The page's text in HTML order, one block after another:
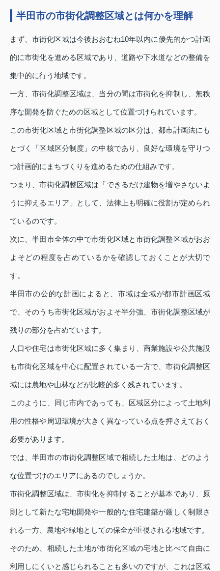
半田市の市街化調整区域とは何かを理解
まず、市街化区域は今後おおむね10年以内に優先的かつ計画
的に市街化を進める区域であり、道路や下水道などの整備を
集中的に行う地域です。
一方、市街化調整区域は、当分の間は市街化を抑制し、無秩
序な開発を防ぐための区域として位置づけられています。
この市街化区域と市街化調整区域の区分は、都市計画法にも
とづく「区域区分制度」の中核であり、良好な環境を守りつ
つ計画的にまちづくりを進めるための仕組みです。
つまり、市街化調整区域は「できるだけ建物を増やさないよ
うに抑えるエリア」として、法律上も明確に役割が定められ
ているのです。
次に、半田市全体の中で市街化区域と市街化調整区域がおお
よそどの程度を占めているかを確認しておくことが大切で
す。
半田市の公的な計画によると、市域は全域が都市計画区域
で、そのうち市街化区域がおよそ半分強、市街化調整区域が
残りの部分を占めています。
人口や住宅は市街化区域に多く集まり、商業施設や公共施設
も市街化区域を中心に配置されている一方で、市街化調整区
域には農地や山林などが比較的多く残されています。
このように、同じ市内であっても、区域区分によって土地利
用の性格や周辺環境が大きく異なっている点を押さえておく
必要があります。
では、半田市の市街化調整区域で相続した土地は、どのよう
な位置づけのエリアにあるのでしょうか。
市街化調整区域は、市街化を抑制することが基本であり、原
則として新たな宅地開発や一般的な住宅建築が厳しく制限さ
れる一方、農地や緑地としての保全が重視される地域です。
そのため、相続した土地が市街化区域の宅地と比べて自由に
利用しにくいと感じられることも多いのですが、これは区域